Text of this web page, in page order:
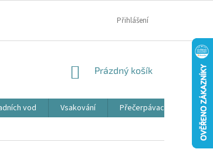
Přihlášení
NÁKUPNÍ
Prázdný košík
vod Vsakování Přečerpávací jímky